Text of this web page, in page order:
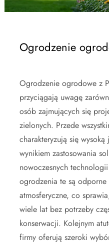
Ogrodzenie
Ogrodzenie ogrodowe z
przyciągają uwagę
osób zajmujących się
zielonych. Przede
charakteryzują się
wynikiem zastosowania
nowoczesnych
ogrodzenia te są odporne
atmosferyczne, co
wiele lat bez potrzeby
konserwacji. Kolejnym
firmy oferują szeroki